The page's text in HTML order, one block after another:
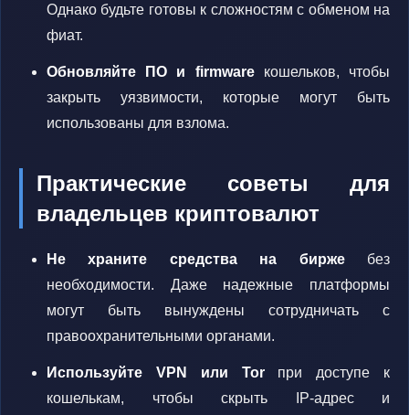
Однако будьте готовы к сложностям с обменом на
фиат.
Обновляйте ПО и firmwareкошельков, чтобы
закрыть уязвимости, которые могут быть
использованы для взлома.
Практические советы для
владельцев криптовалют
Не храните средства на биржебез
необходимости. Даже надежные платформы
могут быть вынуждены сотрудничать с
правоохранительными органами.
Используйте VPN или Torпри доступе к
кошелькам, чтобы скрыть IP-адрес и